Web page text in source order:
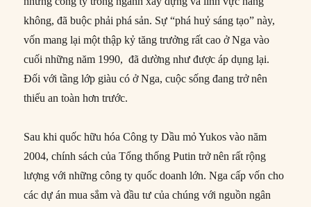
không, đã buộc phải phá sản. Sự “phá huỷ sáng tạo” này,
vốn mang lại một thập kỷ tăng trưởng rất cao ở Nga vào
cuối những năm 1990, đã dường như được áp dụng lại.
Đối với tầng lớp giàu có ở Nga, cuộc sống đang trở nên
thiếu an toàn hơn trước.
Sau khi quốc hữu hóa Công ty Dầu mỏ Yukos vào năm
2004, chính sách của Tổng thống Putin trở nên rất rộng
lượng với những công ty quốc doanh lớn. Nga cấp vốn cho
các dự án mua sắm và đầu tư của chúng với nguồn ngân